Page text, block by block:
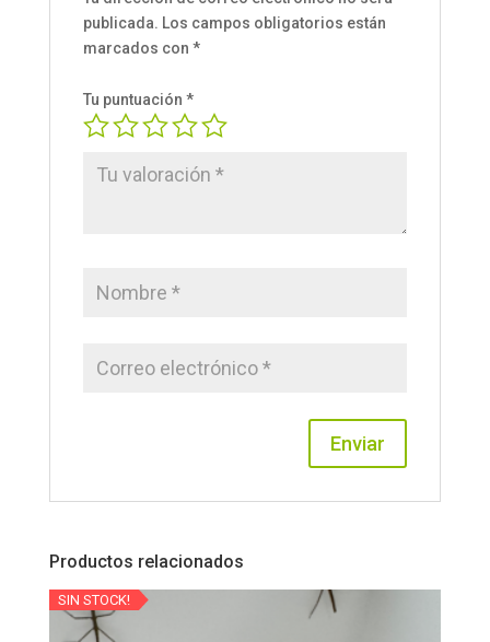
publicada. Los campos obligatorios están
marcados con *
Tu puntuación *
Productos relacionados
SIN STOCK!